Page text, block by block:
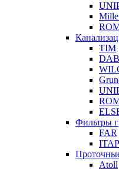
TIM
DAB
Фильтры
FAR
ITAP
Atoll